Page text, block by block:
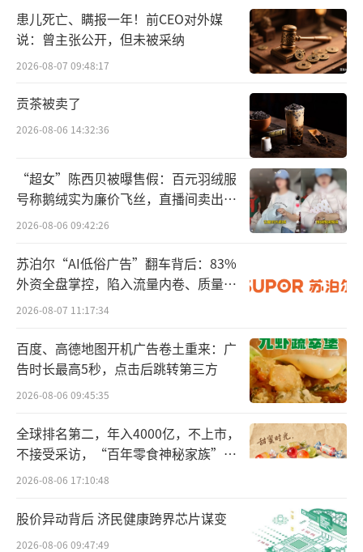
置业顾问少、购房者超预期的情况下，部
分新盘项目也是采取与热门景区同样的预约制
例如保利建工嘉华天珺项目，北京商报记
者在上午9时30分拨通该项目楼盘销售中心电
话，被告知因置业顾问不足等情况，需要记者
等到11时才可以到店沟通。在王小强看来，提
前预约也是为了可以给购房者更好的体验。
王小强表示，购房者的增加也让置业顾问
人数不足的问题显现出来。在大年初四前，该
项目仅有4名置业顾问，从大年初四开始才提升
至6位，但考虑到看房高峰期购房者密集到店会
接待不过来，所以采取预约的方式看房。
北京商报记者在与王小强沟通的近1小时
中，粗略计算到访保利建工嘉华天珺项目的购
房者便有5组。在王小强看来，随着出游人群陆
续返京，那些因假期返乡或出游而暂时搁置看
房计划的潜在购房者将会逐渐回归市场，项目
到访量有望迎来一波小高峰。
患儿死亡、瞒报一年！前CEO对外媒
说：曾主张公开，但未被采纳
2026-08-07 09:48:17
贡茶被卖了
2026-08-06 14:32:36
“超女”陈西贝被曝售假：百元羽绒服
号称鹅绒实为廉价飞丝，直播间卖出超
百万元
2026-08-06 09:42:26
苏泊尔“AI低俗广告”翻车背后：83%
外资全盘掌控，陷入流量内卷、质量频
发的负循环
2026-08-07 11:17:34
百度、高德地图开机广告卷土重来：广
告时长最高5秒，点击后跳转第三方
2026-08-06 09:45:35
全球排名第二，年入4000亿，不上市，
不接受采访，“百年零食神秘家族”浮
出水面？
2026-08-06 17:10:48
股价异动背后 济民健康跨界芯片谋变
2026-08-06 09:47:49